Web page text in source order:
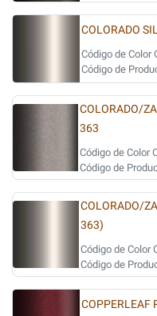
COLORADO
Código de Color
Código de
COLORADO/
363
Código de Color
Código de
COLORADO/
363)
Código de Color
Código de
COPPERLEAF